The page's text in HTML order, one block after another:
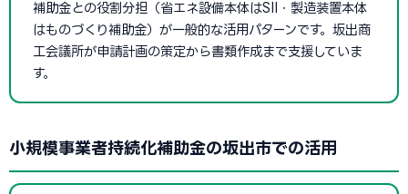
補助金との役割分担（省エネ設備本体はSII・製造装置本体
はものづくり補助金）が一般的な活用パターンです。坂出商
工会議所が申請計画の策定から書類作成まで支援していま
す。
小規模事業者持続化補助金の坂出市での活用